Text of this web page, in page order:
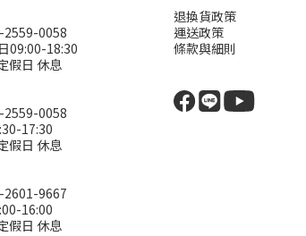
2559-0058
09:00-18:30
假日 休息
2559-0058
17:30
假日 休息
2601-9667
16:00
假日 休息
退換貨政策
運送政策
條款與細則